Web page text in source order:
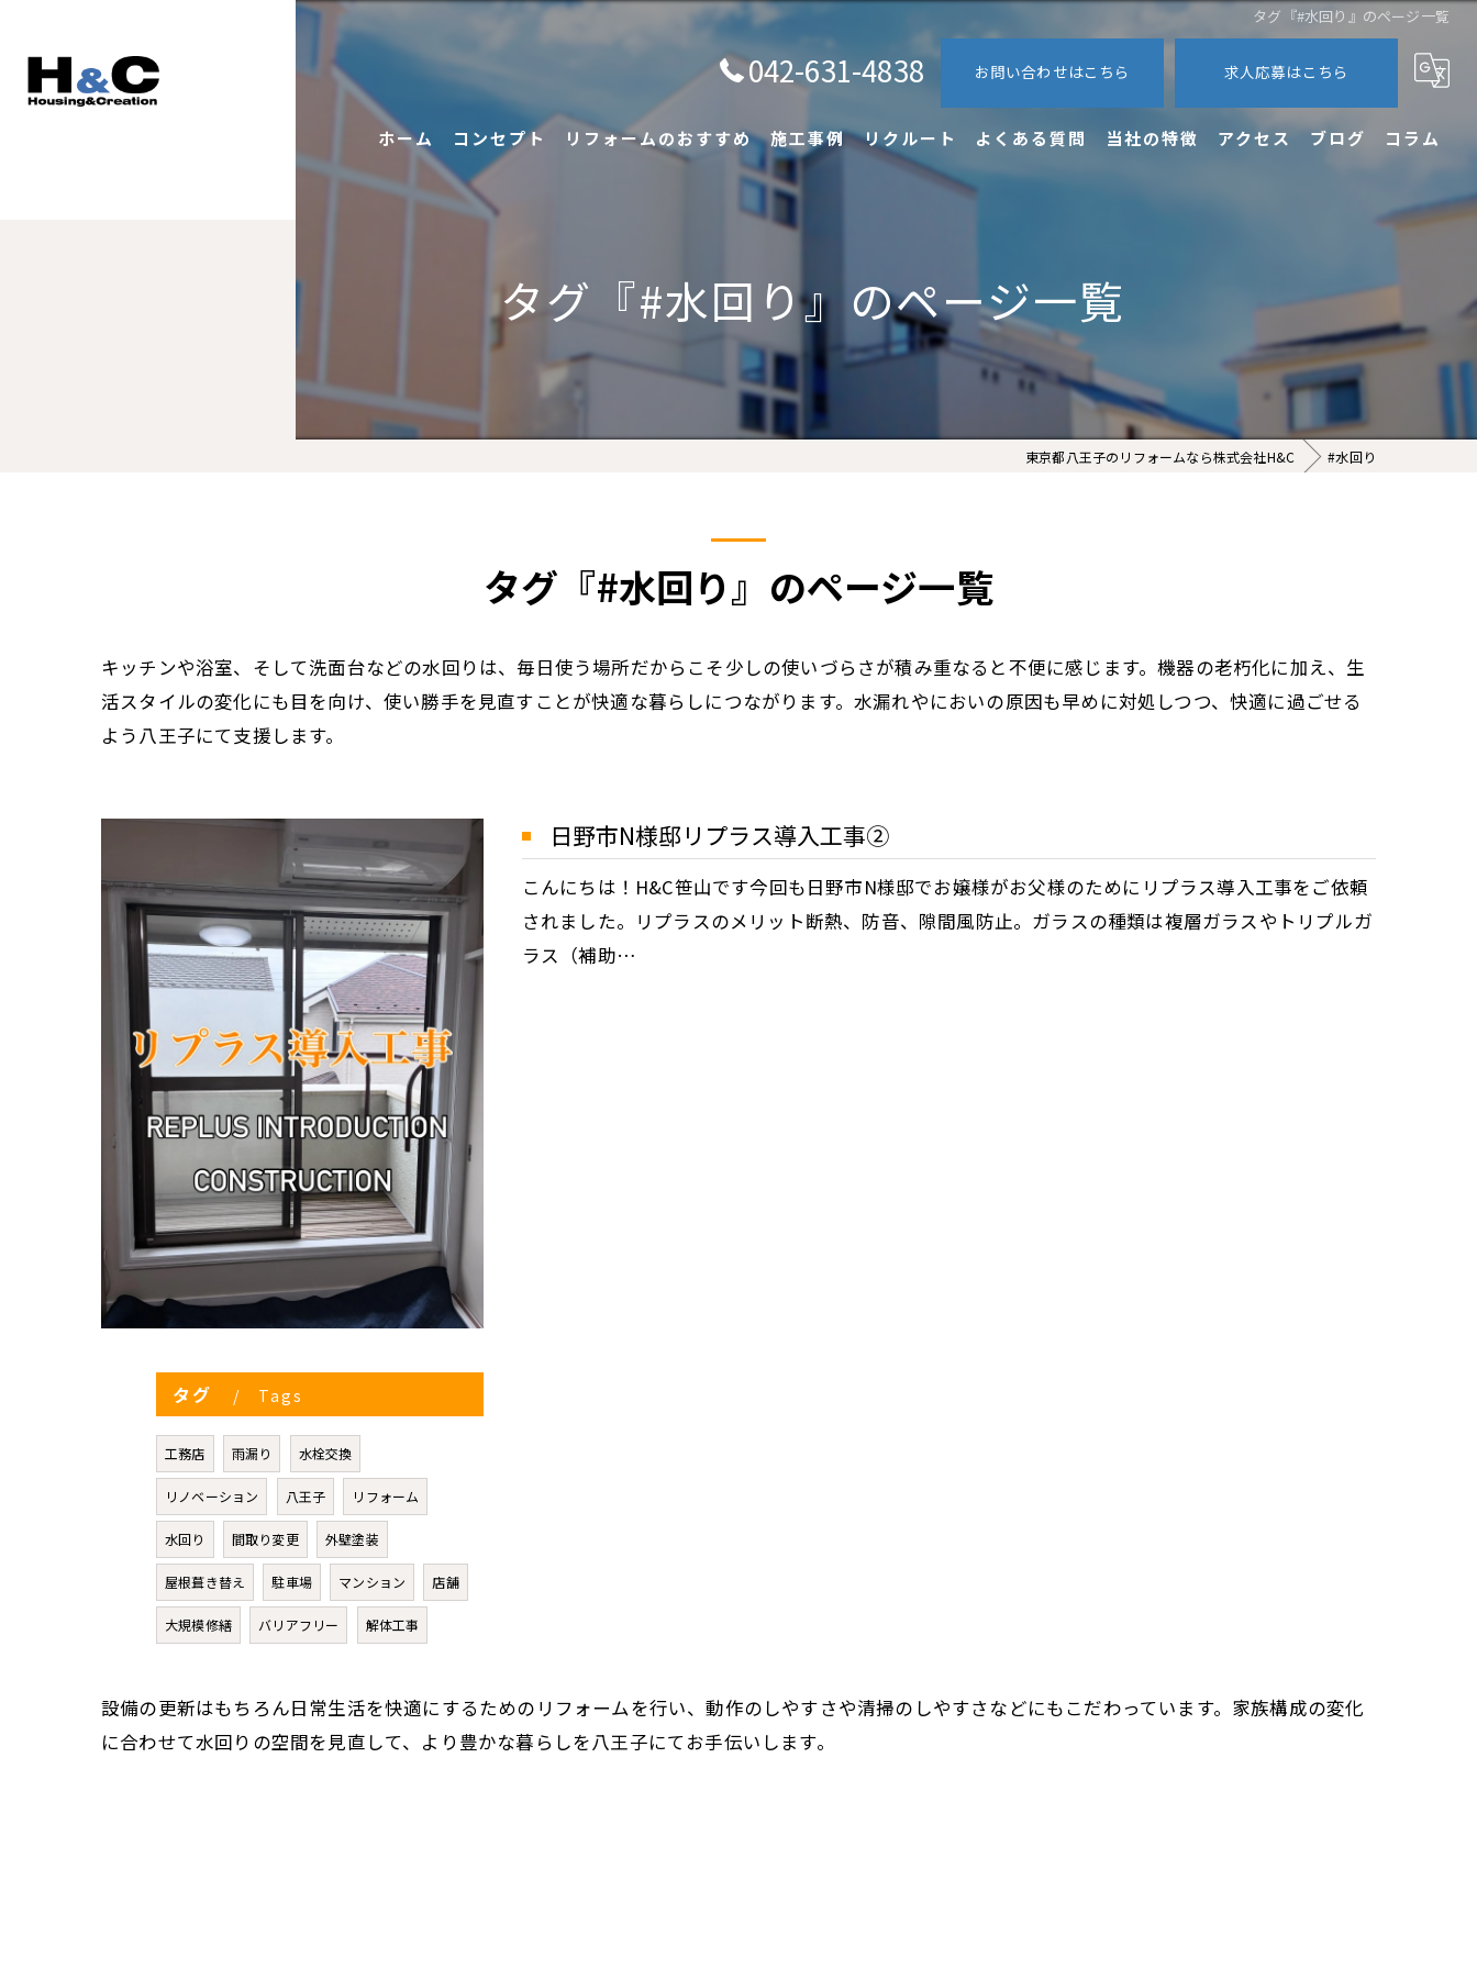
タグ『#水回り』のページ一覧
042-631-4838 お問い合わせはこちら 求人応募はこちら
ホーム コンセプト リフォームのおすすめ 施工事例 リクルート よくある質問 当社の特徴
エクステリア
求人
アクセス ブログ コラム
タグ『#水回り』のページ一覧
東京都八王子のリフォームなら株式会社H&C #水回り
タグ『#水回り』のページ一覧
キッチンや浴室、そして洗面台などの水回りは、毎日使う場所だからこそ少しの使いづらさが積み重なると不便に感じます。機器の老朽化に加え、生
活スタイルの変化にも目を向け、使い勝手を見直すことが快適な暮らしにつながります。水漏れやにおいの原因も早めに対処しつつ、快適に過ごせる
よう八王子にて支援します。
日野市N様邸リプラス導入工事②
こんにちは！H&C笹山です今回も日野市N様邸でお嬢様がお父様のためにリプラス導入工事をご依頼
されました。リプラスのメリット断熱、防音、隙間風防止。ガラスの種類は複層ガラスやトリプルガ
ラス（補助…
タグ Tags
工務店 雨漏り 水栓交換
リノベーション 八王子 リフォーム
水回り 間取り変更 外壁塗装
屋根葺き替え 駐車場 マンション 店舗
大規模修繕 バリアフリー 解体工事
設備の更新はもちろん日常生活を快適にするためのリフォームを行い、動作のしやすさや清掃のしやすさなどにもこだわっています。家族構成の変化
に合わせて水回りの空間を見直して、より豊かな暮らしを八王子にてお手伝いします。